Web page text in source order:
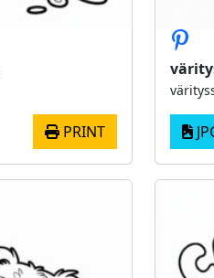
PRINT